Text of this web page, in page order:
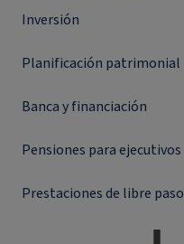
Inversión
Planificación patrimonial
Banca y financiación
Pensiones para ejecutivos
Prestaciones de libre paso